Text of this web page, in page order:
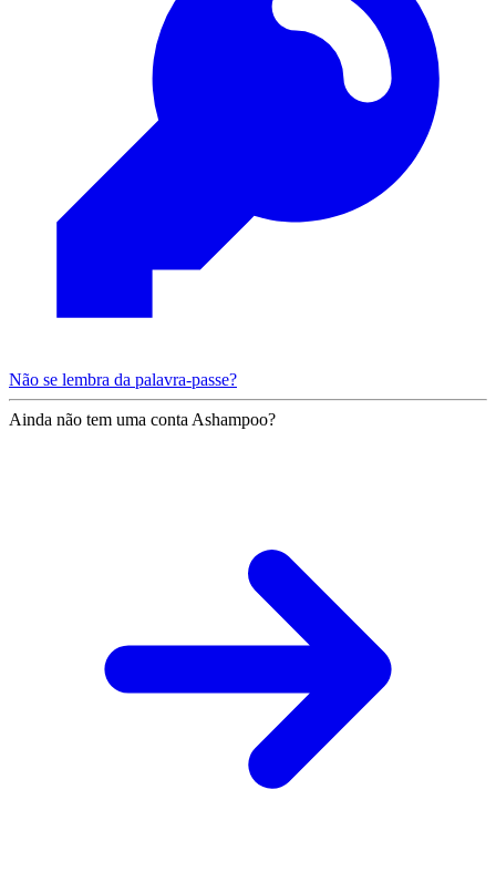
Não se lembra da palavra-passe?
Ainda não tem uma conta Ashampoo?